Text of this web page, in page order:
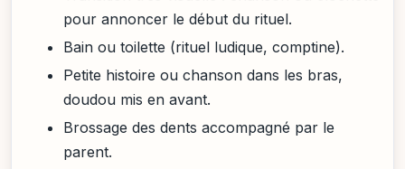
pour annoncer le début du rituel.
Bain ou toilette (rituel ludique, comptine).
Petite histoire ou chanson dans les bras,
doudou mis en avant.
Brossage des dents accompagné par le
parent.